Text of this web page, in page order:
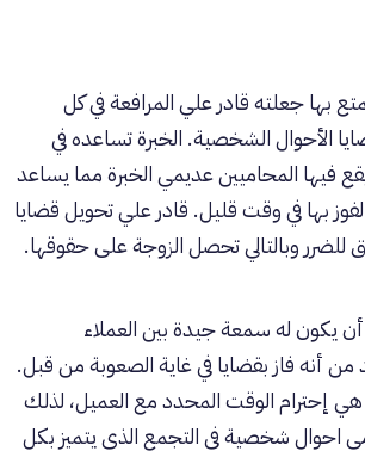
بها جعلته قادر علي المرافعة في كل
الأحوال الشخصية. الخبرة تساعده في
فيها المحاميين عديمي الخبرة مما يساعد
بها في وقت قليل. قادر علي تحويل قضايا
للضرر وبالتالي تحصل الزوجة على حقوقها.
يكون له سمعة جيدة بين العملاء
من أنه فاز بقضايا في غاية الصعوبة من قبل.
إحترام الوقت المحدد مع العميل، لذلك
احوال شخصية في التجمع الذي يتميز بكل